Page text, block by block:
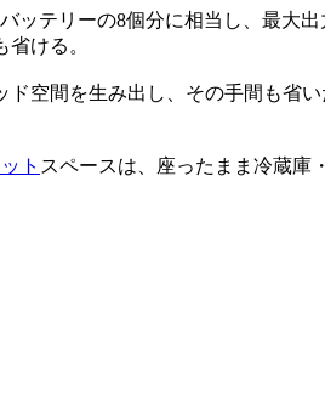
ッテリーの8個分に相当し、最大
省ける。
空間を生み出し、その手間も省
ト スペースは、座ったまま冷蔵庫